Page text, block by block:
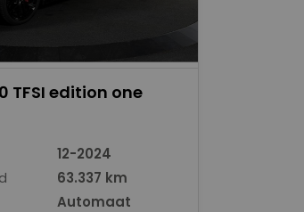
TFSI edition one
12-2024
63.337 km
Automaat